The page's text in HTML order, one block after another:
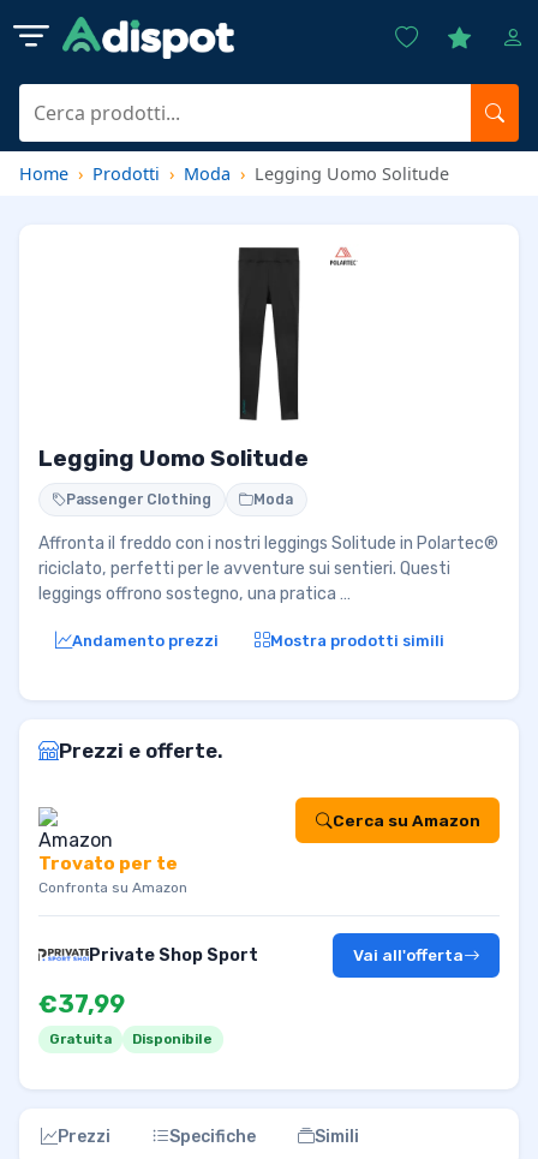
Home Prodotti Moda Legging Uomo Solitude
Legging Uomo Solitude
Passenger Clothing Moda
Affronta il freddo con i nostri leggings Solitude in Polartec®
riciclato, perfetti per le avventure sui sentieri. Questi
leggings offrono sostegno, una pratica …
Andamento prezzi Mostra prodotti simili
Prezzi e offerte.
Trovato per te
Confronta su Amazon
Cerca su Amazon
Private Shop Sport
€37,99
Gratuita Disponibile
Vai all'offerta
Prezzi Specifiche Simili